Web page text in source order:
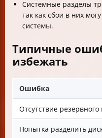
Системные разделы
так как сбои в них
системы.
Типичные
избежать
Ошибка
Отсутствие
Попытка разделить